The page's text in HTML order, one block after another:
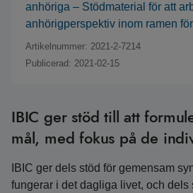
anhöriga – Stödmaterial för att
anhörigperspektiv inom ramen
Artikelnummer: 2021-2-7214
Publicerad: 2021-02-15
IBIC ger stöd till att
mål, med fokus på de
IBIC ger dels stöd för gemensam
fungerar i det dagliga livet, och dels